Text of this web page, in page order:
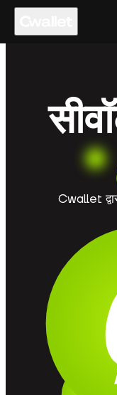
Cwallet